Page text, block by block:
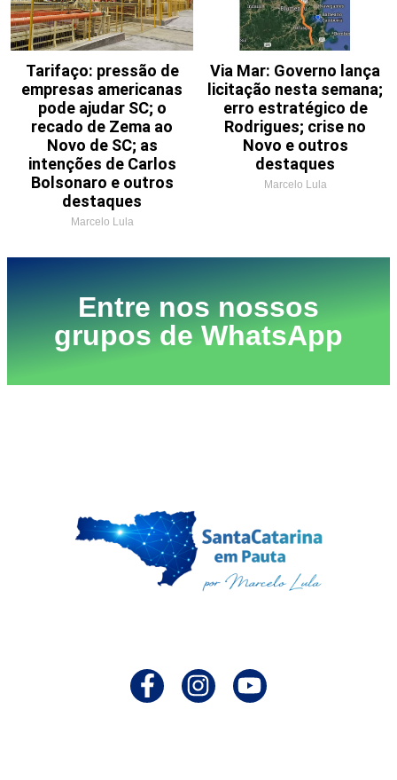
Tarifaço: pressão de
empresas americanas
pode ajudar SC; o
recado de Zema ao
Novo de SC; as
intenções de Carlos
Bolsonaro e outros
destaques
Marcelo Lula
Via Mar: Governo lança
licitação nesta semana;
erro estratégico de
Rodrigues; crise no
Novo e outros
destaques
Marcelo Lula
Entre nos nossos
grupos de WhatsApp